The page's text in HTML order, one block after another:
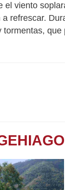
viento
refrescar.